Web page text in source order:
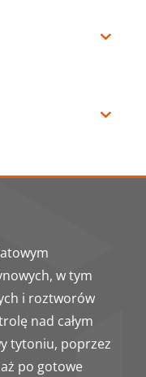
w tym
i roztworów
nad całym
tytoniu, poprzez
po gotowe